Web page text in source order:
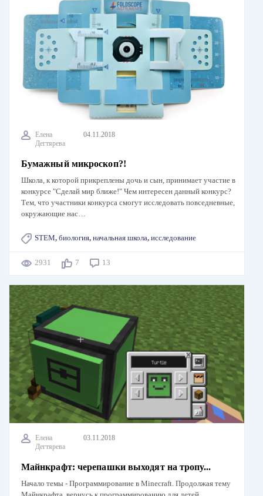
Елена
Дегтярева
04.11.2018
Бумажный микроскоп?!
Школа, к которой прикреплены дочь и сын, принимает участие в
конкурсе "Сделай мир ближе!" Чем интересен данный конкурс?
Тем, что участники конкурса смогут исследовать повседневные,
окружающие нас…
STEM, биология, начальная школа, исследование
2931 7 13
Елена
Дегтярева
03.11.2018
Майнкрафт: черепашки выходят на тропу...
Начало темы - Программирование в Minecraft. Продолжая тему